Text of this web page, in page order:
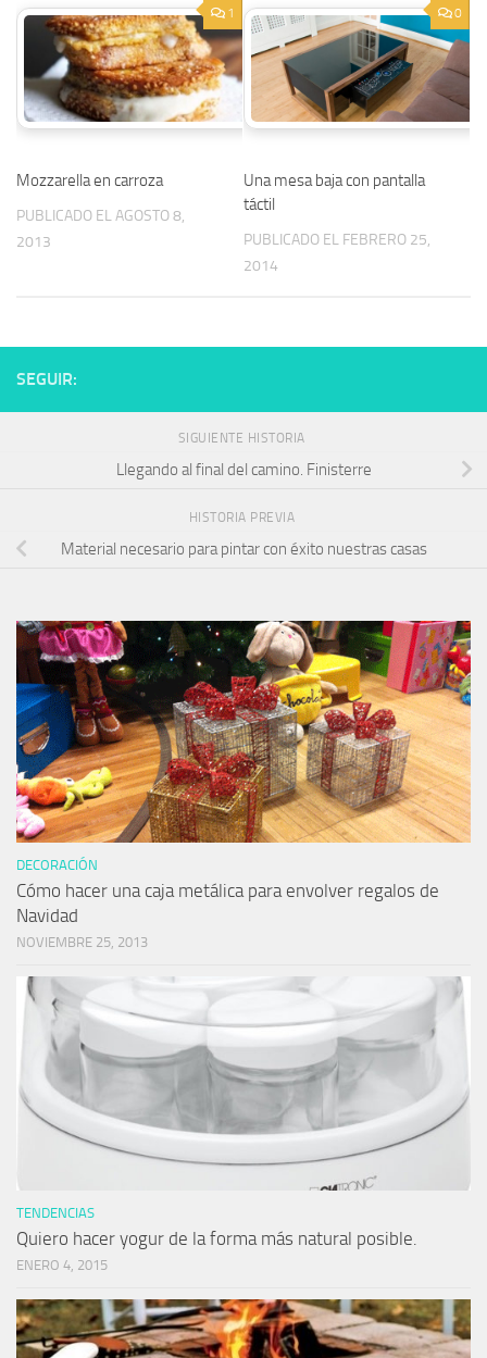
1
Mozzarella en carroza
PUBLICADO EL AGOSTO 8,
2013
0
Una mesa baja con pantalla
táctil
PUBLICADO EL FEBRERO 25,
2014
SEGUIR:
SIGUIENTE HISTORIA
Llegando al final del camino. Finisterre
HISTORIA PREVIA
Material necesario para pintar con éxito nuestras casas
DECORACIÓN
Cómo hacer una caja metálica para envolver regalos de
Navidad
NOVIEMBRE 25, 2013
TENDENCIAS
Quiero hacer yogur de la forma más natural posible.
ENERO 4, 2015